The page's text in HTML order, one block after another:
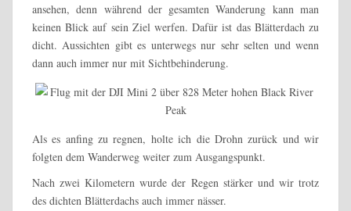
ansehen, denn während der gesamten Wanderung kann man
keinen Blick auf sein Ziel werfen. Dafür ist das Blätterdach zu
dicht. Aussichten gibt es unterwegs nur sehr selten und wenn
dann auch immer nur mit Sichtbehinderung.
Als es anfing zu regnen, holte ich die Drohn zurück und wir
folgten dem Wanderweg weiter zum Ausgangspunkt.
Nach zwei Kilometern wurde der Regen stärker und wir trotz
des dichten Blätterdachs auch immer nässer.